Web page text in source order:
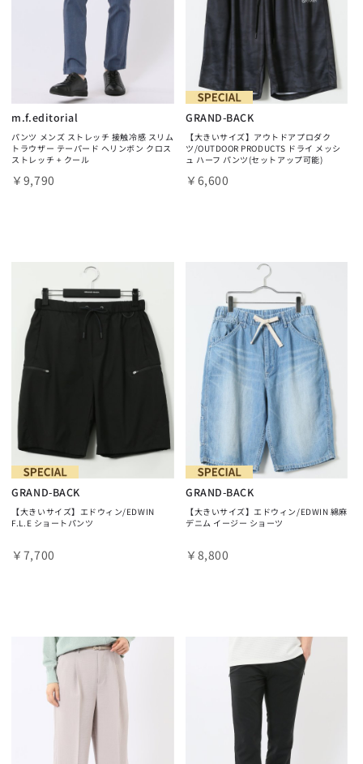
m.f.editorial
パンツ メンズ ストレッチ 接触冷感 スリム
トラウザー テーパード ヘリンボン クロス
ストレッチ + クール
￥9,790
GRAND-BACK
【大きいサイズ】アウトドアプロダク
ツ/OUTDOOR PRODUCTS ドライ メッシ
ュ ハーフ パンツ(セットアップ可能)
￥6,600
GRAND-BACK
【大きいサイズ】エドウィン/EDWIN
F.L.E ショートパンツ
￥7,700
GRAND-BACK
【大きいサイズ】エドウィン/EDWIN 綿麻
デニム イージー ショーツ
￥8,800